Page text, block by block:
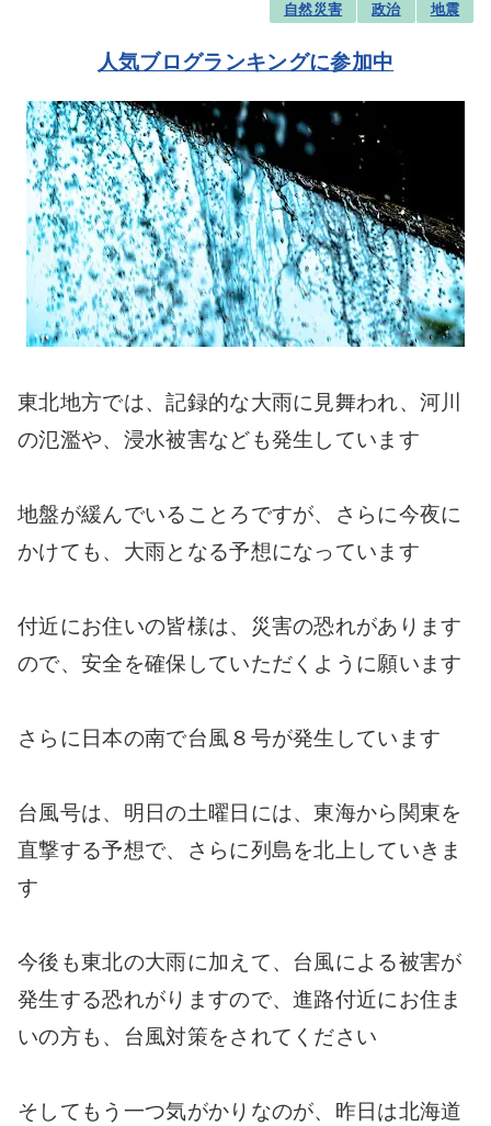
自然災害 政治 地震
人気ブログランキングに参加中
東北地方では、記録的な大雨に見舞われ、河川
の氾濫や、浸水被害なども発生しています
地盤が緩んでいることろですが、さらに今夜に
かけても、大雨となる予想になっています
付近にお住いの皆様は、災害の恐れがあります
ので、安全を確保していただくように願います
さらに日本の南で台風８号が発生しています
台風号は、明日の土曜日には、東海から関東を
直撃する予想で、さらに列島を北上していきま
す
今後も東北の大雨に加えて、台風による被害が
発生する恐れがりますので、進路付近にお住ま
いの方も、台風対策をされてください
そしてもう一つ気がかりなのが、昨日は北海道